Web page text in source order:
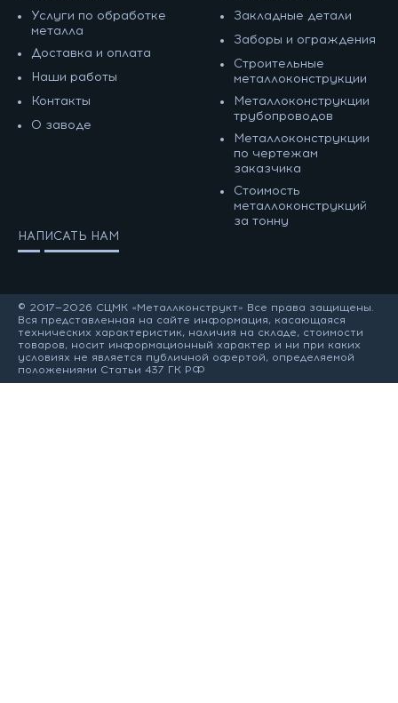
Услуги по обработке
металла
Доставка и оплата
Наши работы
Контакты
О заводе
Закладные детали
Заборы и ограждения
Строительные
металлоконструкции
Металлоконструкции
трубопроводов
Металлоконструкции
по чертежам
заказчика
Cтоимость
металлоконструкций
за тонну
НАПИСАТЬ НАМ
© 2017—2026 СЦМК «Металлконструкт» Все права защищены.
Вся представленная на сайте информация, касающаяся
технических характеристик, наличия на складе, стоимости
товаров, носит информационный характер и ни при каких
условиях не является публичной офертой, определяемой
положениями Статьи 437 ГК РФ